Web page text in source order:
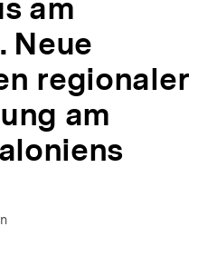
am
Neue
regionaler
am